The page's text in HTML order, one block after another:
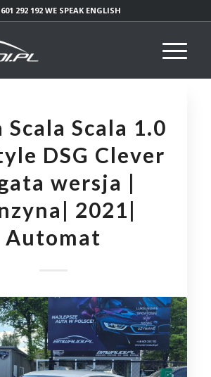
292 192 WE SPEAK ENGLISH
Scala Scala 1.0
DSG Clever
wersja |
2021|
Automat